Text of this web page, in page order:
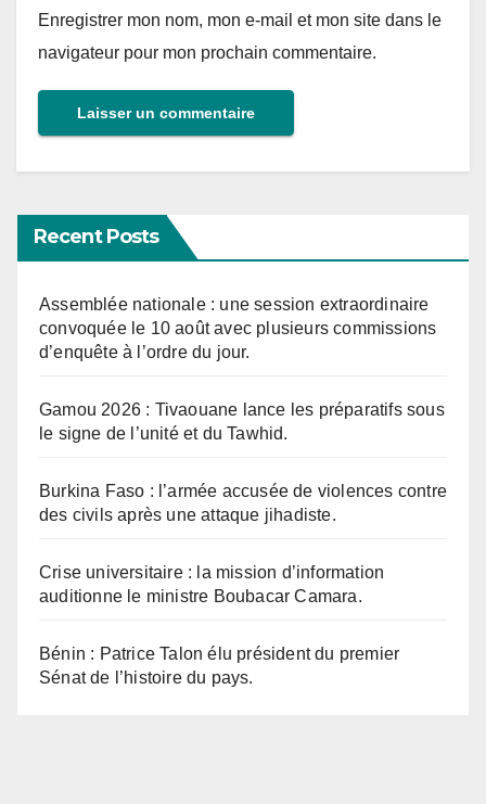
Enregistrer mon nom, mon e-mail et mon site dans le
navigateur pour mon prochain commentaire.
Recent Posts
Assemblée nationale : une session extraordinaire
convoquée le 10 août avec plusieurs commissions
d’enquête à l’ordre du jour.
Gamou 2026 : Tivaouane lance les préparatifs sous
le signe de l’unité et du Tawhid.
Burkina Faso : l’armée accusée de violences contre
des civils après une attaque jihadiste.
Crise universitaire : la mission d’information
auditionne le ministre Boubacar Camara.
Bénin : Patrice Talon élu président du premier
Sénat de l’histoire du pays.